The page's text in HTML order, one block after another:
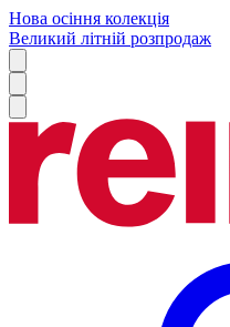
Нова осіння колекція
Великий літній розпродаж